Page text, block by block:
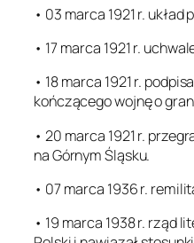
• 03 marca 1921 r.
• 17 marca 1921 r.
• 18 marca 1921 r.
kończącego wojnę o
• 20 marca 1921 r.
na Górnym Śląsku.
• 07 marca 1936 r.
• 19 marca 1938 r. rząd